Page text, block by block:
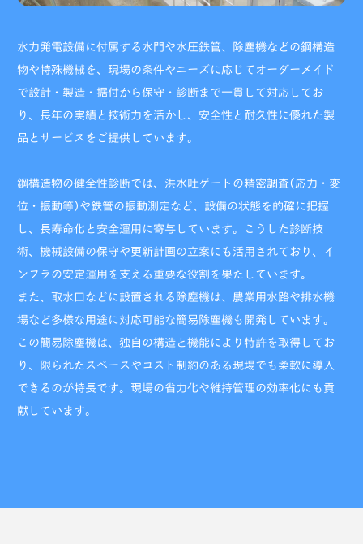
水力発電設備に付属する水門や水圧鉄管、除塵機などの鋼構造
物や特殊機械を、現場の条件やニーズに応じてオーダーメイド
で設計・製造・据付から保守・診断まで一貫して対応してお
り、長年の実績と技術力を活かし、安全性と耐久性に優れた製
品とサービスをご提供しています。
鋼構造物の健全性診断では、洪水吐ゲートの精密調査(応力・変
位・振動等)や鉄管の振動測定など、設備の状態を的確に把握
し、長寿命化と安全運用に寄与しています。こうした診断技
術、機械設備の保守や更新計画の立案にも活用されており、イ
ンフラの安定運用を支える重要な役割を果たしています。
また、取水口などに設置される除塵機は、農業用水路や排水機
場など多様な用途に対応可能な簡易除塵機も開発しています。
この簡易除塵機は、独自の構造と機能により特許を取得してお
り、限られたスペースやコスト制約のある現場でも柔軟に導入
できるのが特長です。現場の省力化や維持管理の効率化にも貢
献しています。